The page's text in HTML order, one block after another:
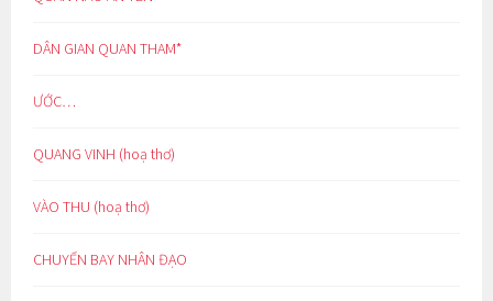
DÂN GIAN QUAN THAM*
ƯỚC…
QUANG VINH (hoạ thơ)
VÀO THU (hoạ thơ)
CHUYẾN BAY NHÂN ĐẠO